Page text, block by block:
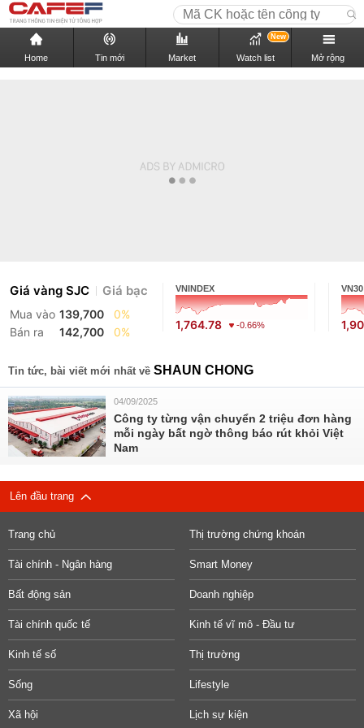
Home Tin mới Market Watch list
New
Mở rộng
Giá vàng SJC Giá bạc
Mua vào 139,700
0%
Bán ra
142,700 0%
VNINDEX
1,764.78 -0.66%
VN30
Tin tức, bài viết mới nhất về SHAUN CHONG
04/09/2025
Công ty từng vận chuyển 2 triệu đơn hàng
mỗi ngày bất ngờ thông báo rút khỏi Việt
Nam
Lên đầu trang
Trang chủ Thị trường chứng khoán
Tài chính - Ngân hàng Smart Money
Bất động sản Doanh nghiệp
Tài chính quốc tế Kinh tế vĩ mô - Đầu tư
Kinh tế số Thị trường
Sống Lifestyle
Xã hội Lịch sự kiện